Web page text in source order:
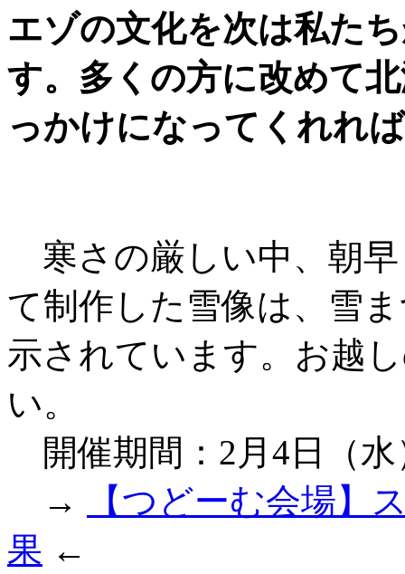
エゾの文化を次は私た
す。多くの方に改めて
っかけになってくれれ
寒さの厳しい中、朝早
て制作した雪像は、雪
示されています。お越
い。
開催期間：2月4日（水
→
【つどーむ会場】
果 ←